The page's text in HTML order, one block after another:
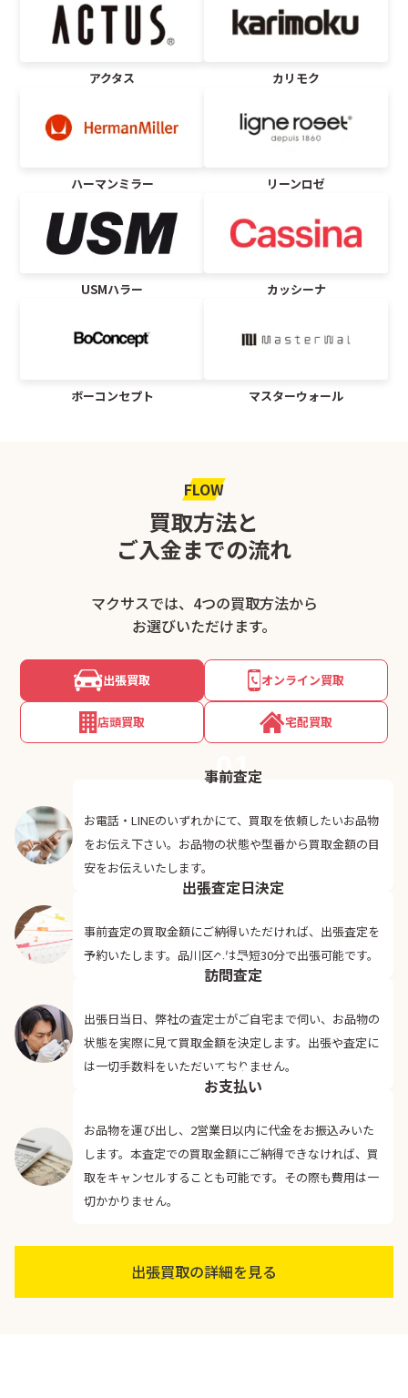
アクタス カリモク
ハーマンミラー リーンロゼ
USMハラー カッシーナ
ボーコンセプト マスターウォール
FLOW
買取方法と
ご入金までの流れ
マクサスでは、4つの買取方法から
お選びいただけます。
出張買取 オンライン買取
店頭買取 宅配買取
01
事前査定
お電話・LINEのいずれかにて、買取を依頼したいお品物
をお伝え下さい。お品物の状態や型番から買取金額の目
安をお伝えいたします。
02
出張査定日決定
事前査定の買取金額にご納得いただければ、出張査定を
予約いたします。品川区へは最短30分で出張可能です。
03
訪問査定
出張日当日、弊社の査定士がご自宅まで伺い、お品物の
状態を実際に見て買取金額を決定します。出張や査定に
は一切手数料をいただいておりません。
04
お支払い
お品物を運び出し、2営業日以内に代金をお振込みいた
します。本査定での買取金額にご納得できなければ、買
取をキャンセルすることも可能です。その際も費用は一
切かかりません。
出張買取の詳細を見る